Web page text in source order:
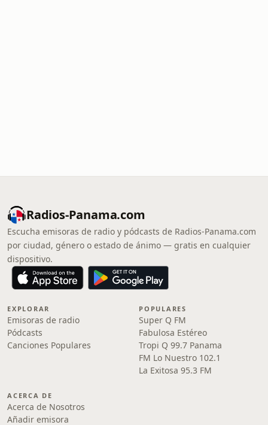
Radios-Panama.com
Escucha emisoras de radio y pódcasts de Radios-Panama.com
por ciudad, género o estado de ánimo — gratis en cualquier
dispositivo.
EXPLORAR
Emisoras de radio
Pódcasts
Canciones Populares
POPULARES
Super Q FM
Fabulosa Estéreo
Tropi Q 99.7 Panama
FM Lo Nuestro 102.1
La Exitosa 95.3 FM
ACERCA DE
Acerca de Nosotros
Añadir emisora